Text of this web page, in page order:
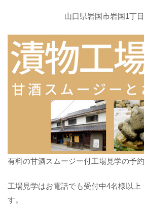
山口県岩国市岩国1丁
有料の甘酒スムージー付工場見学の予
工場見学はお電話でも受付中4名様以
す。